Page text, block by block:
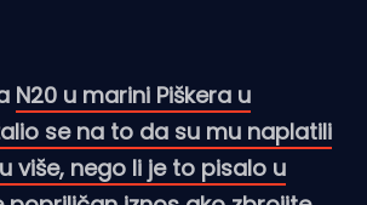
N20 u marini Piškera u
se na to da su mu naplatili
više, nego li je to pisalo u